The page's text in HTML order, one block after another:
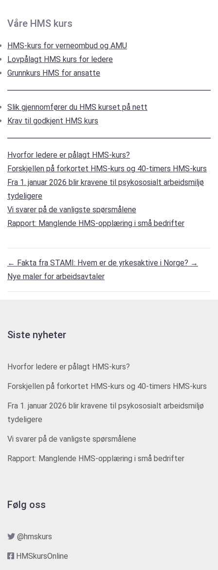
Våre HMS kurs
HMS-kurs for verneombud og AMU
Lovpålagt HMS kurs for ledere
Grunnkurs HMS for ansatte
Slik gjennomfører du HMS kurset på nett
Krav til godkjent HMS kurs
Hvorfor ledere er pålagt HMS-kurs?
Forskjellen på forkortet HMS-kurs og 40-timers HMS-kurs
Fra 1. januar 2026 blir kravene til psykososialt arbeidsmiljø
tydeligere
Vi svarer på de vanligste spørsmålene
Rapport: Manglende HMS-opplæring i små bedrifter
← Fakta fra STAMI: Hvem er de yrkesaktive i Norge? →
Nye maler for arbeidsavtaler
Siste nyheter
Hvorfor ledere er pålagt HMS-kurs?
Forskjellen på forkortet HMS-kurs og 40-timers HMS-kurs
Fra 1. januar 2026 blir kravene til psykososialt arbeidsmiljø
tydeligere
Vi svarer på de vanligste spørsmålene
Rapport: Manglende HMS-opplæring i små bedrifter
Følg oss
@hmskurs
HMSkursOnline